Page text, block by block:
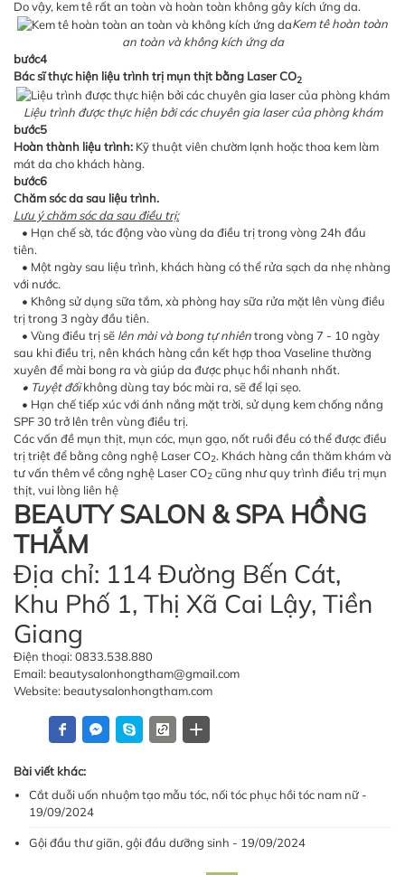
Do vậy, kem tê rất an toàn và hoàn toàn không gây kích ứng da.
Kem tê hoàn toàn
an toàn và không kích ứng da
bước4
Bác sĩ thực hiện liệu trình trị mụn thịt bằng Laser CO2
Liệu trình được thực hiện bởi các chuyên gia laser của phòng khám
bước5
Hoàn thành liệu trình: Kỹ thuật viên chườm lạnh hoặc thoa kem làm
mát da cho khách hàng.
bước6
Chăm sóc da sau liệu trình.
Lưu ý chăm sóc da sau điều trị:
• Hạn chế sờ, tác động vào vùng da điều trị trong vòng 24h đầu
tiên.
• Một ngày sau liệu trình, khách hàng có thể rửa sạch da nhẹ nhàng
với nước.
• Không sử dụng sữa tắm, xà phòng hay sữa rửa mặt lên vùng điều
trị trong 3 ngày đầu tiên.
• Vùng điều trị sẽ lên mài và bong tự nhiêntrong vòng 7 - 10 ngày
sau khi điều trị, nên khách hàng cần kết hợp thoa Vaseline thường
xuyên để mài bong ra và giúp da được phục hồi nhanh nhất.
• Tuyệt đối không dùng tay bóc mài ra, sẽ để lại sẹo.
• Hạn chế tiếp xúc với ánh nắng mặt trời, sử dụng kem chống nắng
SPF 30 trở lên trên vùng điều trị.
Các vấn đề mụn thịt, mụn cóc, mụn gạo, nốt ruồi đều có thể được điều
trị triệt để bằng công nghệ Laser CO2. Khách hàng cần thăm khám và
tư vấn thêm về công nghệ Laser CO2 cũng như quy trình điều trị mụn
thịt, vui lòng liên hệ
BEAUTY SALON & SPA HỒNG
THẮM
Địa chỉ: 114 Đường Bến Cát,
Khu Phố 1, Thị Xã Cai Lậy, Tiền
Giang
Điện thoại: 0833.538.880
Email: beautysalonhongtham@gmail.com
Website: beautysalonhongtham.com
Bài viết khác:
Cắt duỗi uốn nhuộm tạo mẫu tóc, nối tóc phục hồi tóc nam nữ -
19/09/2024
Gội đầu thư giãn, gội đầu dưỡng sinh - 19/09/2024